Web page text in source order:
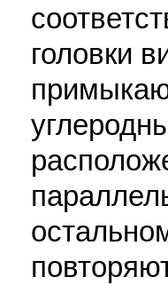
головки